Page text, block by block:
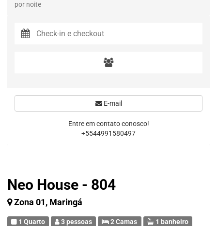
Neo House - 804
Zona 01, Maringá
1 Quarto 3 pessoas 2 Camas 1 banheiro
por noite
E-mail
Entre em contato conosco!
+5544991580497